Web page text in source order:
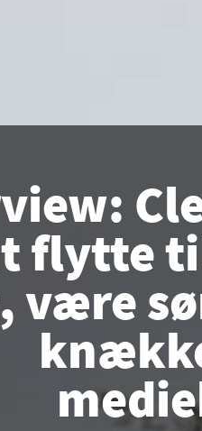
flytte
være